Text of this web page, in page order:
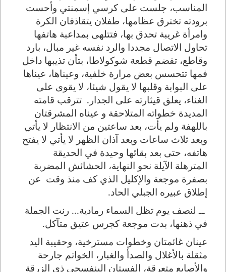
المناسب، جلست على كرسي إسمنتي وأحست
برودته تخترق عظامها، طفلان يتقاذفان الكرة
وامرأة غريبة تحدق بها، فتتلهى بمداعبة هاتفها
تحاول الاتصال مجددا والرد نفسه غير مبال، بارد
وقاطع، تقضم قطعة شوكولاطا، بتأن تذيبها داخل
فمها تتحسس بعض مرارة خلفية، وعيناها، عيناها
على البوابة وقلبها لا يقول شيئا، لا يقوى على
الغناء، يعلق قيثارته على الجدار. تترقب قامته
المديدة خطواته المتلاحقة و عيناه المشرقتان
باللهفة ولم يأت، بعد ساعتين من الانتظار لا يأتي
وبعد ثلاث ساعات وبعد آذان الظهر لا يأتي لا يفتح
هاتفه، حتى بعد بقائها وحيدة في الحديقة
المترهلة الآيلة نحو النهاية، الحشائش المضربة
بصفرة موجعة والإكليل الذي كف منذ وقت عن
إطلاق عبيره الجبلي الحاد.
ــ لنصف يوم تظل السماء رمادية... رنت الجملة
في ذهنها، بدت موجعة كجرس عتيق متآكل.
عينان غائمتان وخطوات مسترخية، وحقيبة اليد
مثقلة بالأغلال والصدأ والغبار، الخواتم جارحة
والأصابع متعرقة، الفستان البنفسجي ذي الزرقة